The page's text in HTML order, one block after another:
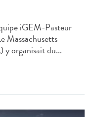
iGEM-Pasteur
Massachusetts
y organisait du...